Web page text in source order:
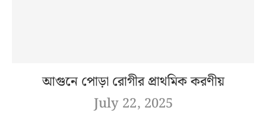
আগুনে পোড়া রোগীর প্রাথমিক করণীয়
July 22, 2025